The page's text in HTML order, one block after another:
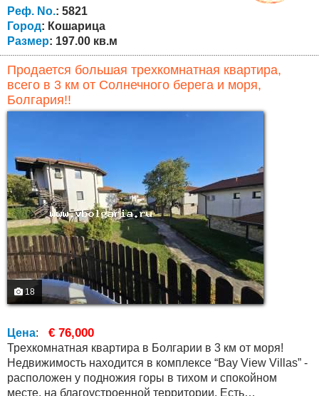
спальня, две террасы - одна в столовую и одна в
гостиную Второй...
Реф. No.: 5821
Город: Кошарица
Размер: 197.00 кв.м
Продается большая трехкомнатная квартира,
всего в 3 км от Солнечного берега и моря,
Болгария!!
18
Цена: € 76,000
Трехкомнатная квартира в Болгарии в 3 км от моря!
Недвижимость находится в комплексе “Bay View Villas” -
расположен у подножия горы в тихом и спокойном
месте, на благоустроенной территории. Есть